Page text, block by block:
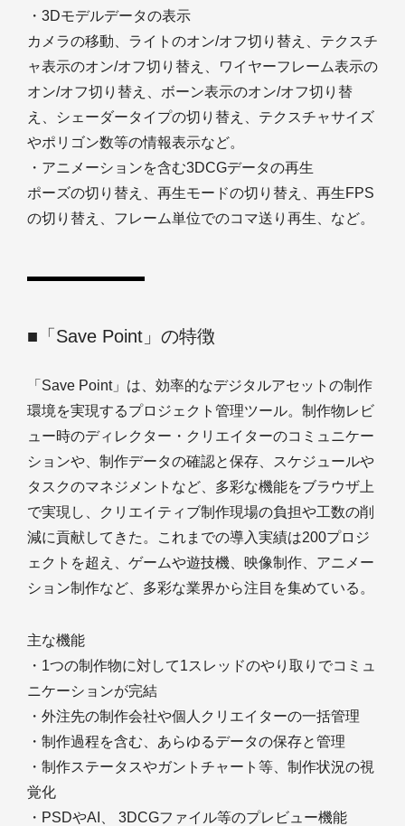
・3Dモデルデータの表示
カメラの移動、ライトのオン/オフ切り替え、テクスチ
ャ表示のオン/オフ切り替え、ワイヤーフレーム表示の
オン/オフ切り替え、ボーン表示のオン/オフ切り替
え、シェーダータイプの切り替え、テクスチャサイズ
やポリゴン数等の情報表示など。
・アニメーションを含む3DCGデータの再生
ポーズの切り替え、再生モードの切り替え、再生FPS
の切り替え、フレーム単位でのコマ送り再生、など。
■「Save Point」の特徴
「Save Point」は、効率的なデジタルアセットの制作
環境を実現するプロジェクト管理ツール。制作物レビ
ュー時のディレクター・クリエイターのコミュニケー
ションや、制作データの確認と保存、スケジュールや
タスクのマネジメントなど、多彩な機能をブラウザ上
で実現し、クリエイティブ制作現場の負担や工数の削
減に貢献してきた。これまでの導入実績は200プロジ
ェクトを超え、ゲームや遊技機、映像制作、アニメー
ション制作など、多彩な業界から注目を集めている。
主な機能
・1つの制作物に対して1スレッドのやり取りでコミュ
ニケーションが完結
・外注先の制作会社や個人クリエイターの一括管理
・制作過程を含む、あらゆるデータの保存と管理
・制作ステータスやガントチャート等、制作状況の視
覚化
・PSDやAI、 3DCGファイル等のプレビュー機能